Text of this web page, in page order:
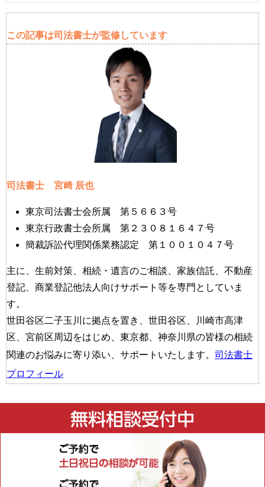
この記事は司法書士が監修しています
司法書士 宮﨑 辰也
東京司法書士会所属 第５６６３号
東京行政書士会所属 第２３０８１６４７号
簡裁訴訟代理関係業務認定 第１００１０４７号
主に、生前対策、相続・遺言のご相談、家族信託、不動産
登記、商業登記他法人向けサポート等を専門としていま
す。
世田谷区二子玉川に拠点を置き、世田谷区、川崎市高津
区、宮前区周辺をはじめ、東京都、神奈川県の皆様の相続
関連のお悩みに寄り添い、サポートいたします。 司法書士
プロフィール